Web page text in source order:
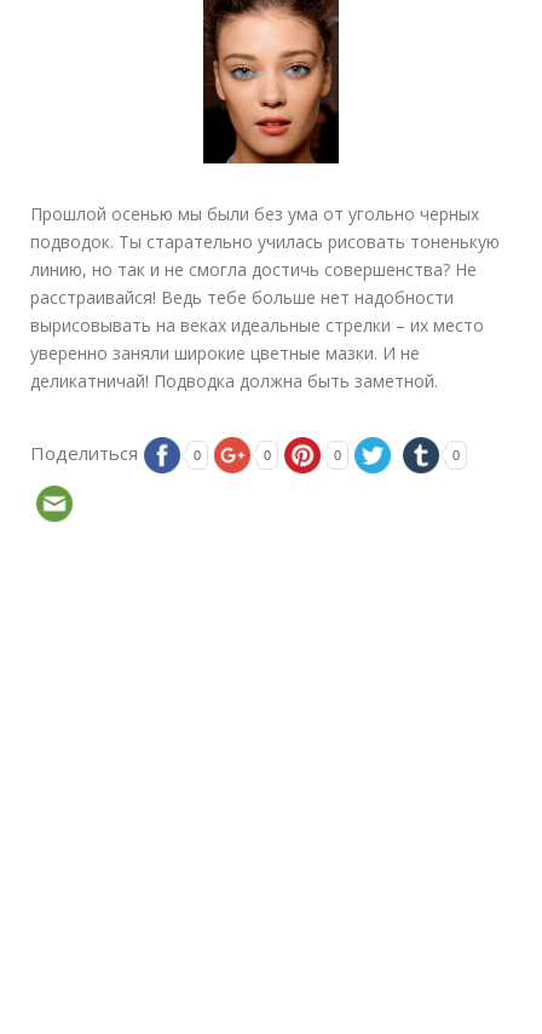
Прошлой осенью мы были без ума от угольно черных
подводок. Ты старательно училась рисовать тоненькую
линию, но так и не смогла достичь совершенства? Не
расстраивайся! Ведь тебе больше нет надобности
вырисовывать на веках идеальные стрелки – их место
уверенно заняли широкие цветные мазки. И не
деликатничай! Подводка должна быть заметной.
Поделиться 0 0 0 0